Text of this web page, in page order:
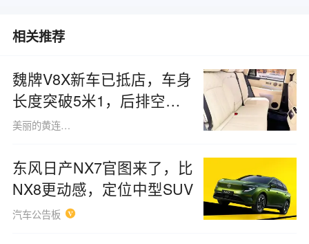
相关推荐
魏牌V8X新车已抵店，车身
长度突破5米1，后排空间
可瞬间化为双人床，综合续
美丽的黄连木1484
东风日产NX7官图来了，比
NX8更动感，定位中型SUV
汽车公告板